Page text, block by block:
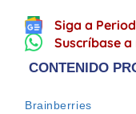
Siga a
Suscríbase